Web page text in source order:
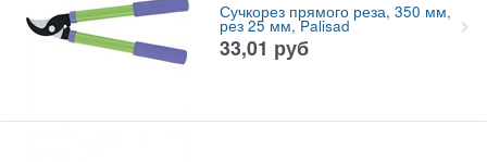
Сучкорез прямого реза, 350 мм,
рез 25 мм, Palisad
33,01 руб